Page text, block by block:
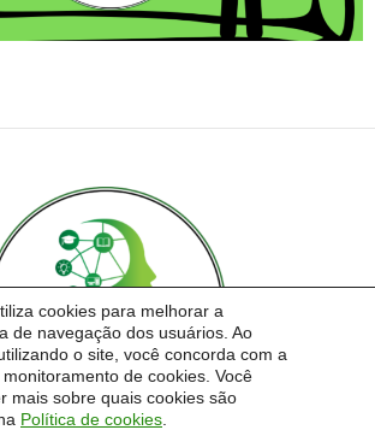
cookies para melhorar a
de navegação dos usuários. Ao
o site, você concorda com a
de cookies. Você
mais sobre quais cookies são
Política de cookies